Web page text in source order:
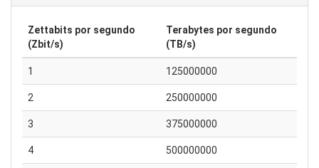
Zettabits por segundo
(Zbit/s)
Terabytes por segundo
(TB/s)
1 125000000
2 250000000
3 375000000
4 500000000